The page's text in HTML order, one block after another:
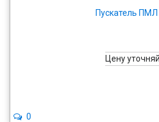
Пускатель ПМЛ
Цену
0